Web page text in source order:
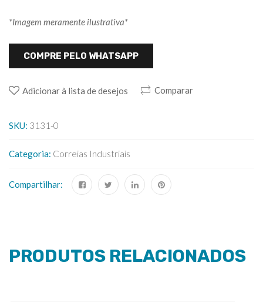
*Imagem meramente ilustrativa*
COMPRE PELO WHATSAPP
Adicionar à lista de desejos Comparar
SKU: 3131-0
Categoria: Correias Industriais
Compartilhar:
PRODUTOS RELACIONADOS